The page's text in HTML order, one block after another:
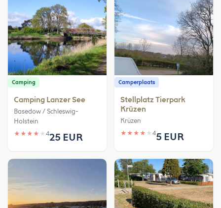
Camping
Camping Lanzer See
Basedow / Schleswig-
Holstein
★ ★ ★ ★ ★ 425 EUR
Camperplaats
Stellplatz Tierpark
Krüzen
Krüzen
★ ★ ★ ★ ★ 45 EUR